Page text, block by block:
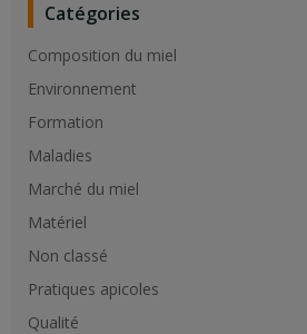
Catégories
Composition du miel
Environnement
Formation
Maladies
Marché du miel
Matériel
Non classé
Pratiques apicoles
Qualité